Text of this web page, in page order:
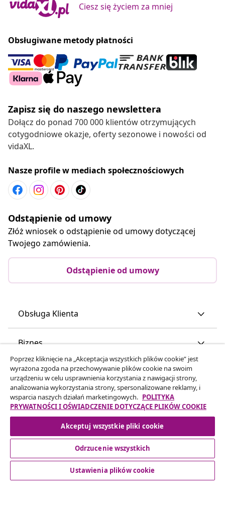
Ciesz się życiem za mniej
Obsługiwane metody płatności
Zapisz się do naszego newslettera
Dołącz do ponad 700 000 klientów otrzymujących
cotygodniowe okazje, oferty sezonowe i nowości od
vidaXL.
Nasze profile w mediach społecznościowych
Odstąpienie od umowy
Złóż wniosek o odstąpienie od umowy dotyczącej
Twojego zamówienia.
Odstąpienie od umowy
Obsługa Klienta
Biznes
vidaXL
Odkryj więcej
© 2008-2026 vidaXL www.vidaxl.pl jest sklepem internetowym
Poprzez kliknięcie na „Akceptacja wszystkich plików cookie” jest
wyrażona zgoda na przechowywanie plików cookie na swoim
urządzeniu w celu usprawnienia korzystania z nawigacji strony,
analizowania wykorzystania strony, spersonalizowane reklamy, i
wsparcia naszych działań marketingowych. POLITYKA
PRYWATNOŚCI I OŚWIADCZENIE DOTYCZĄCE PLIKÓW COOKIE
Akceptuj wszystkie pliki cookie
Odrzucenie wszystkich
Ustawienia plików cookie